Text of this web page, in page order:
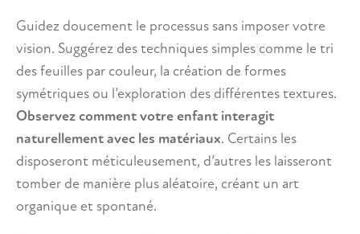
Guidez doucement le processus sans imposer votre
vision. Suggérez des techniques simples comme le tri
des feuilles par couleur, la création de formes
symétriques ou l’exploration des différentes textures.
Observez comment votre enfant interagit
naturellement avec les matériaux. Certains les
disposeront méticuleusement, d’autres les laisseront
tomber de manière plus aléatoire, créant un art
organique et spontané.